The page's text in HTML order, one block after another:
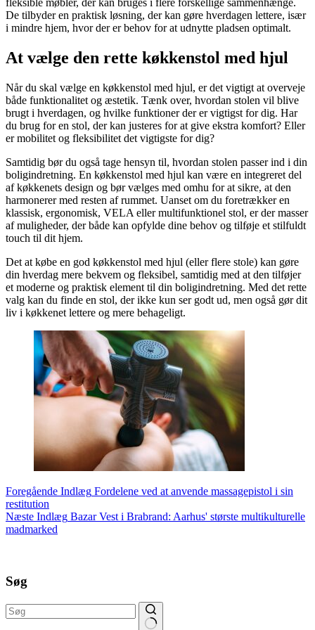
fleksible møbler, der kan bruges i flere forskellige sammenhænge.
De tilbyder en praktisk løsning, der kan gøre hverdagen lettere, især
i mindre hjem, hvor der er behov for at udnytte pladsen optimalt.
At vælge den rette køkkenstol med hjul
Når du skal vælge en køkkenstol med hjul, er det vigtigt at overveje
både funktionalitet og æstetik. Tænk over, hvordan stolen vil blive
brugt i hverdagen, og hvilke funktioner der er vigtigst for dig. Har
du brug for en stol, der kan justeres for at give ekstra komfort? Eller
er mobilitet og fleksibilitet det vigtigste for dig?
Samtidig bør du også tage hensyn til, hvordan stolen passer ind i din
boligindretning. En køkkenstol med hjul kan være en integreret del
af køkkenets design og bør vælges med omhu for at sikre, at den
harmonerer med resten af rummet. Uanset om du foretrækker en
klassisk, ergonomisk, VELA eller multifunktionel stol, er der masser
af muligheder, der både kan opfylde dine behov og tilføje et stilfuldt
touch til dit hjem.
Det at købe en god køkkenstol med hjul (eller flere stole) kan gøre
din hverdag mere bekvem og fleksibel, samtidig med at den tilføjer
et moderne og praktisk element til din boligindretning. Med det rette
valg kan du finde en stol, der ikke kun ser godt ud, men også gør dit
liv i køkkenet lettere og mere behageligt.
Foregående Indlæg Fordelene ved at anvende massagepistol i sin
restitution
Næste Indlæg Bazar Vest i Brabrand: Aarhus' største multikulturelle
madmarked
Søg